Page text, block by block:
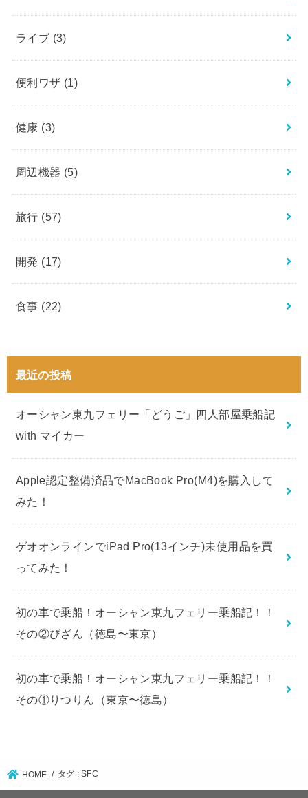
ライブ (3)
便利ワザ (1)
健康 (3)
周辺機器 (5)
旅行 (57)
開発 (17)
食事 (22)
最近の投稿
オーシャン東九フェリー「どうご」四人部屋乗船記
with マイカー
Apple認定整備済品でMacBook Pro(M4)を購入して
みた！
ゲオオンラインでiPad Pro(13インチ)未使用品を買
ってみた！
初の車で乗船！オーシャン東九フェリー乗船記！！
その②びざん（徳島〜東京）
初の車で乗船！オーシャン東九フェリー乗船記！！
その①りつりん（東京〜徳島）
HOME タグ : SFC